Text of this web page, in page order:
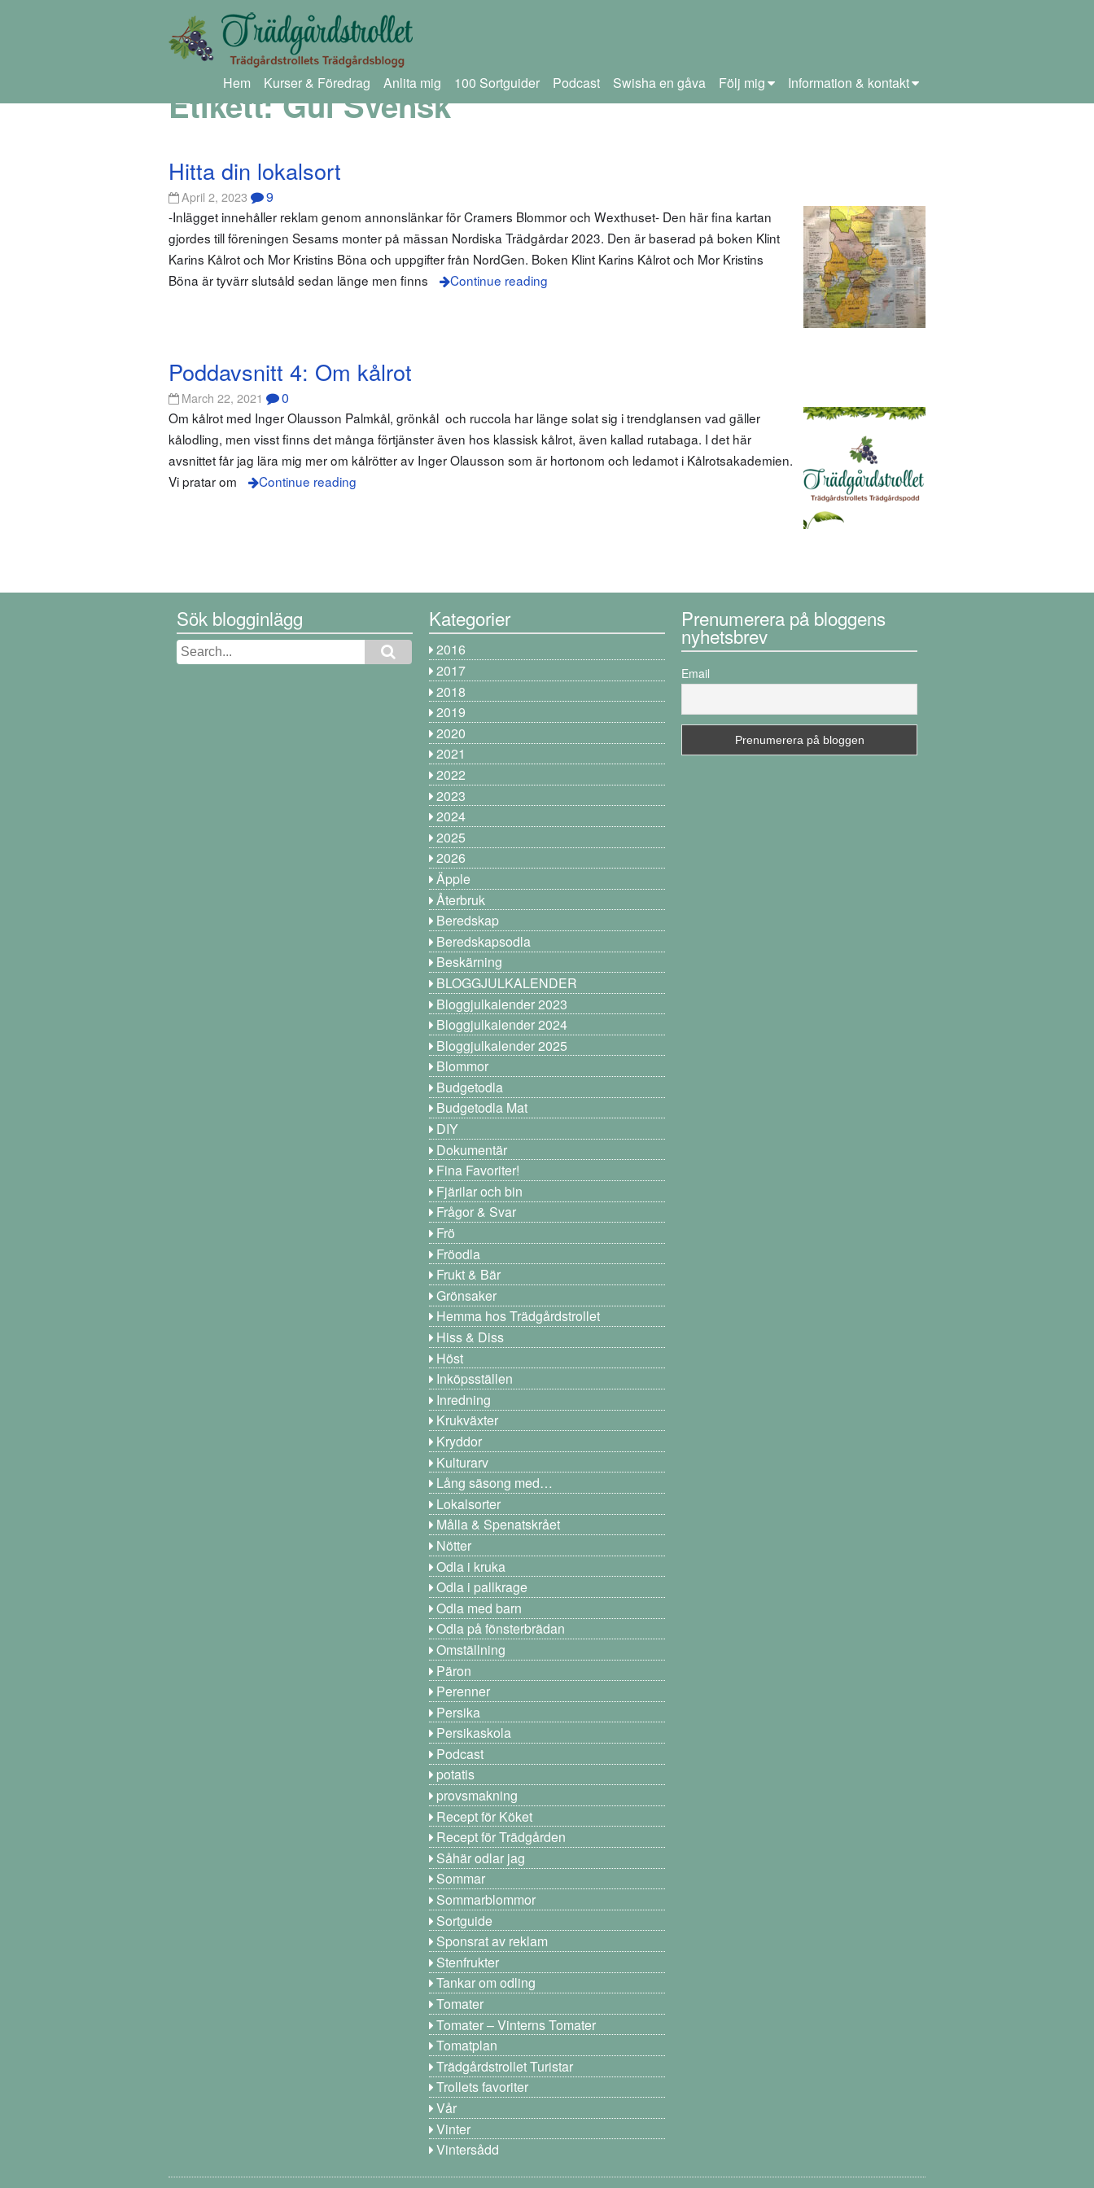
Hem Kurser & Föredrag Anlita mig 100 Sortguider Podcast Swisha en gåva Följ mig Information & kontakt
Etikett:Gul Svensk
Hitta din lokalsort
April 2, 2023 9
-Inlägget innehåller reklam genom annonslänkar för Cramers Blommor och Wexthuset- Den här fina kartan
gjordes till föreningen Sesams monter på mässan Nordiska Trädgårdar 2023. Den är baserad på boken Klint
Karins Kålrot och Mor Kristins Böna och uppgifter från NordGen. Boken Klint Karins Kålrot och Mor Kristins
Böna är tyvärr slutsåld sedan länge men finns
Continue reading
Poddavsnitt 4: Om kålrot
March 22, 2021 0
Om kålrot med Inger Olausson Palmkål, grönkål och ruccola har länge solat sig i trendglansen vad gäller
kålodling, men visst finns det många förtjänster även hos klassisk kålrot, även kallad rutabaga. I det här
avsnittet får jag lära mig mer om kålrötter av Inger Olausson som är hortonom och ledamot i Kålrotsakademien.
Vi pratar om
Continue reading
Sök blogginlägg Kategorier
2016
2017
2018
2019
2020
2021
2022
2023
2024
2025
2026
Äpple
Återbruk
Beredskap
Beredskapsodla
Beskärning
BLOGGJULKALENDER
Bloggjulkalender 2023
Bloggjulkalender 2024
Bloggjulkalender 2025
Blommor
Budgetodla
Budgetodla Mat
DIY
Dokumentär
Fina Favoriter!
Fjärilar och bin
Frågor & Svar
Frö
Fröodla
Frukt & Bär
Grönsaker
Hemma hos Trädgårdstrollet
Hiss & Diss
Höst
Inköpsställen
Inredning
Krukväxter
Kryddor
Kulturarv
Lång säsong med…
Lokalsorter
Målla & Spenatskrået
Nötter
Odla i kruka
Odla i pallkrage
Odla med barn
Odla på fönsterbrädan
Omställning
Päron
Perenner
Persika
Persikaskola
Podcast
potatis
provsmakning
Recept för Köket
Recept för Trädgården
Såhär odlar jag
Sommar
Sommarblommor
Sortguide
Sponsrat av reklam
Stenfrukter
Tankar om odling
Tomater
Tomater – Vinterns Tomater
Tomatplan
Trädgårdstrollet Turistar
Trollets favoriter
Vår
Vinter
Vintersådd
Prenumerera på bloggens
nyhetsbrev
Email